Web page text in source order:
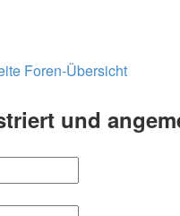
Foren-Übersicht
und